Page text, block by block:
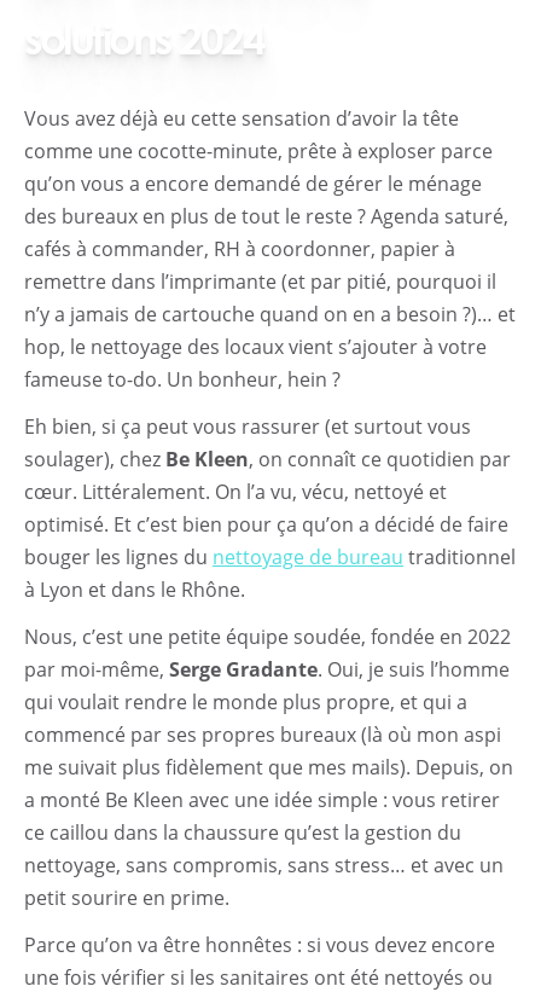
solutions 2024
Vous avez déjà eu cette sensation d’avoir la tête
comme une cocotte-minute, prête à exploser parce
qu’on vous a encore demandé de gérer le ménage
des bureaux en plus de tout le reste ? Agenda saturé,
cafés à commander, RH à coordonner, papier à
remettre dans l’imprimante (et par pitié, pourquoi il
n’y a jamais de cartouche quand on en a besoin ?)… et
hop, le nettoyage des locaux vient s’ajouter à votre
fameuse to-do. Un bonheur, hein ?
Eh bien, si ça peut vous rassurer (et surtout vous
soulager), chez Be Kleen, on connaît ce quotidien par
cœur. Littéralement. On l’a vu, vécu, nettoyé et
optimisé. Et c’est bien pour ça qu’on a décidé de faire
bouger les lignes du nettoyage de bureau traditionnel
à Lyon et dans le Rhône.
Nous, c’est une petite équipe soudée, fondée en 2022
par moi-même, Serge Gradante. Oui, je suis l’homme
qui voulait rendre le monde plus propre, et qui a
commencé par ses propres bureaux (là où mon aspi
me suivait plus fidèlement que mes mails). Depuis, on
a monté Be Kleen avec une idée simple : vous retirer
ce caillou dans la chaussure qu’est la gestion du
nettoyage, sans compromis, sans stress… et avec un
petit sourire en prime.
Parce qu’on va être honnêtes : si vous devez encore
une fois vérifier si les sanitaires ont été nettoyés ou